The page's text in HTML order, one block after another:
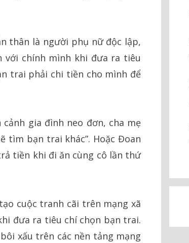
thân là người phụ nữ độc lập,
với chính mình khi đưa ra tiêu
trai phải chi tiền cho mình để
cảnh gia đình neo đơn, cha mẹ
tìm bạn trai khác”. Hoặc Đoan
tiền khi đi ăn cùng cô lần thứ
cuộc tranh cãi trên mạng xã
đưa ra tiêu chí chọn bạn trai.
xấu trên các nền tảng mạng